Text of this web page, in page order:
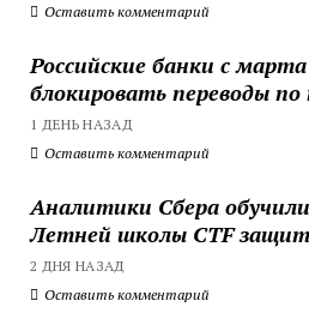
Оставить комментарий
Российские банки с
блокировать переводы по
1 ДЕНЬ НАЗАД
Оставить комментарий
Аналитики Сбера
Летней школы CTF
2 ДНЯ НАЗАД
Оставить комментарий